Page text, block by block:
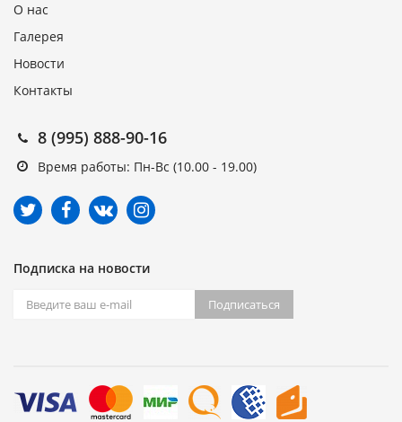
О нас
Галерея
Новости
Контакты
8 (995) 888-90-16
Время работы: Пн-Вс (10.00 - 19.00)
Подписка на новости
Подписаться